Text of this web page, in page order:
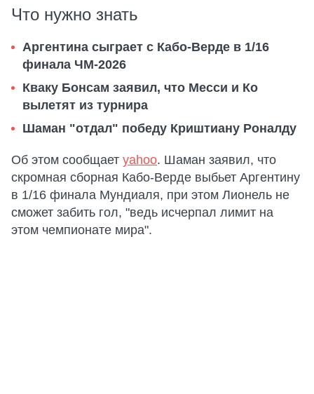
Что нужно знать
Аргентина сыграет с Кабо-Верде в 1/16
финала ЧМ-2026
Кваку Бонсам заявил, что Месси и Ко
вылетят из турнира
Шаман "отдал" победу Криштиану Роналду
Об этом сообщает yahoo. Шаман заявил, что
скромная сборная Кабо-Верде выбьет Аргентину
в 1/16 финала Мундиаля, при этом Лионель не
сможет забить гол, "ведь исчерпал лимит на
этом чемпионате мира".